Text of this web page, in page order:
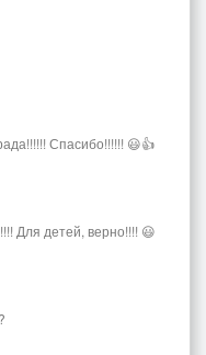
Спасибо!!!!!! 😃👍
Для детей, верно!!!! 😃